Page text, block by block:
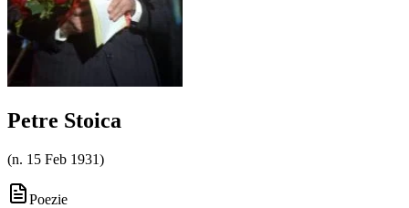
Petre Stoica
(n. 15 Feb 1931)
Poezie